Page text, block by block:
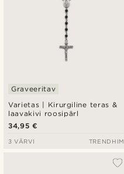
Varietas | Kirurgiline teras &
laavakivi roosipärl
Graveeritav
34,95 €
3 VÄRVI TRENDHIM